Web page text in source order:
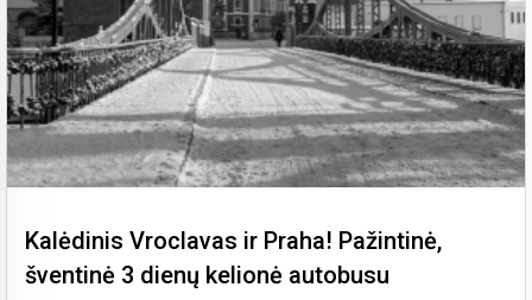
Kalėdinis Vroclavas ir Praha! Pažintinė,
šventinė 3 dienų kelionė autobusu